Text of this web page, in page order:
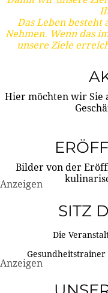
Das Leben besteht
Nehmen. Wenn das
unsere Ziele
Hier möchten wir Sie
Bilder von der
Anzeigen
SITZ
Die
Anzeigen